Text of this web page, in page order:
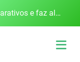
Justiça Eleitoral intensifica preparativos e faz alertas para as Eleições 2026 na 94ª Zona Eleitoral